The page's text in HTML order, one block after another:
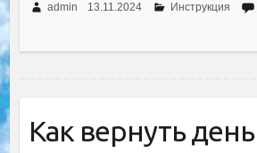
admin 13.11.2024 Инструкция
Как вернуть